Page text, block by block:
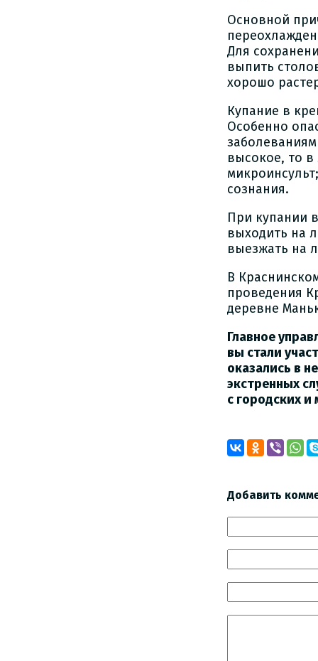
Основной
Для
выпить
хорошо
Купание в
Особенно
высокое, то
сознания.
При купании
выходить на
выезжать на
В
проведения
деревне
Главное
вы стали
оказались в
экстренных
с городских
Добавить